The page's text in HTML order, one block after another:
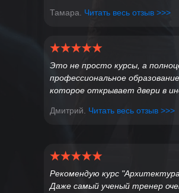
Тамара. Читать весь отзыв >>>
Это не просто курсы, а
профессиональное образование,
которое открывает двери в
Дмитрий. Читать весь отзыв >>>
Рекомендую курс
Даже самый ученый тренер
Диагностика и оценка
Взаимосвязь стоп с вышележащими
сегментами тела
стоп и голеностопа
стопы